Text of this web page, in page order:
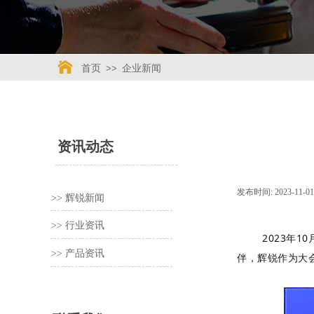
首页 >> 企业新闻
资讯动态
发布时间: 2023-11-01
2023年10
伴，辉锐作为大
>> 辉锐新闻
>> 行业资讯
>> 产品资讯